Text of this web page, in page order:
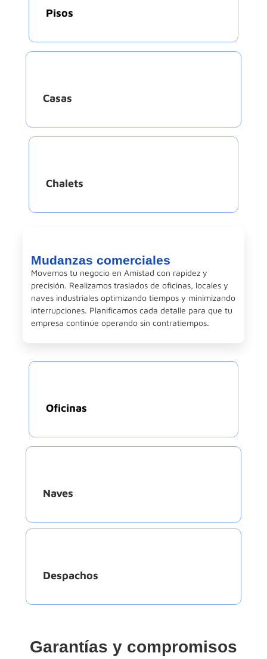
Pisos
Casas
Chalets
Mudanzas comerciales
Movemos tu negocio en Amistad con rapidez y
precisión. Realizamos traslados de oficinas, locales y
naves industriales optimizando tiempos y minimizando
interrupciones. Planificamos cada detalle para que tu
empresa continúe operando sin contratiempos.
Oficinas
Naves
Despachos
Garantías y compromisos